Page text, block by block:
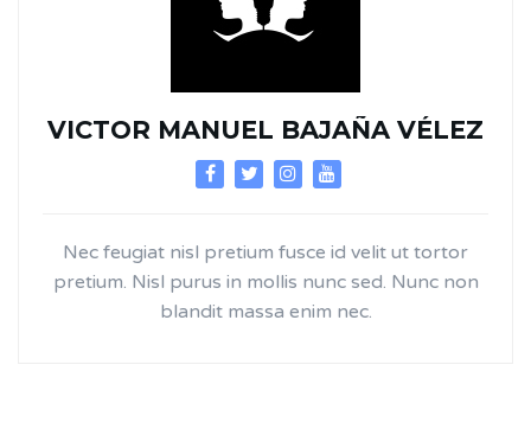
VICTOR MANUEL BAJAÑA VÉLEZ
Nec feugiat nisl pretium fusce id velit ut tortor
pretium. Nisl purus in mollis nunc sed. Nunc non
blandit massa enim nec.